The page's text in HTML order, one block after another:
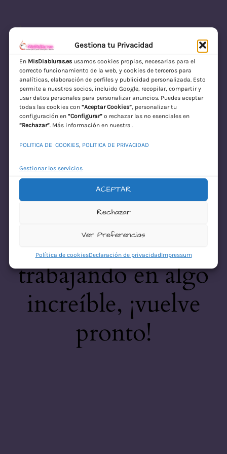
Gestiona tu Privacidad
En MisDiabluras.esusamos cookies propias, necesarias para el
correcto funcionamiento de la web, y cookies de terceros para
analíticas, elaboración de perfiles y publicidad personalizada. Esto
permite a nuestros socios, incluido Google, recopilar, compartir y
usar datos personales para personalizar anuncios. Puedes aceptar
todas las cookies con “Aceptar Cookies”, personalizar tu
configuración en “Configurar”o rechazar las no esenciales en
“Rechazar”. Más información en nuestra .
POLITICA DE COOKIES, POLITICA DE PRIVACIDAD
Gestionar los servicios
ACEPTAR
Rechazar
Ver Preferencias
Política de cookiesDeclaración de privacidadImpressum
MisDiabluras | Sexshop Online con Envío
Discreto en España
Acceder
¡Disculpa este
desastre! Estamos
trabajando en algo
increíble, ¡vuelve
pronto!